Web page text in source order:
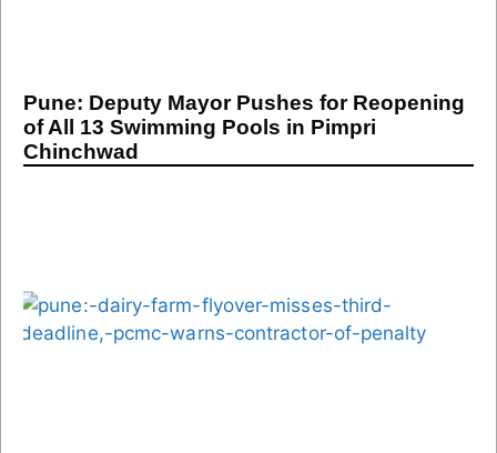
Pune: Deputy Mayor Pushes for Reopening
of All 13 Swimming Pools in Pimpri
Chinchwad